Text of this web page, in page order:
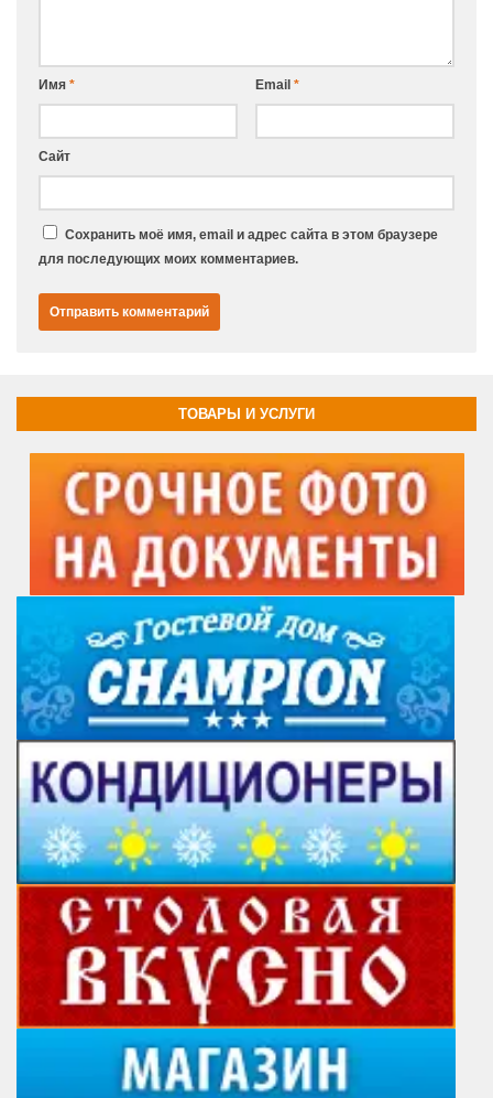
Имя * Email *
Сайт
Сохранить моё имя, email и адрес сайта в этом браузере
для последующих моих комментариев.
ТОВАРЫ И УСЛУГИ